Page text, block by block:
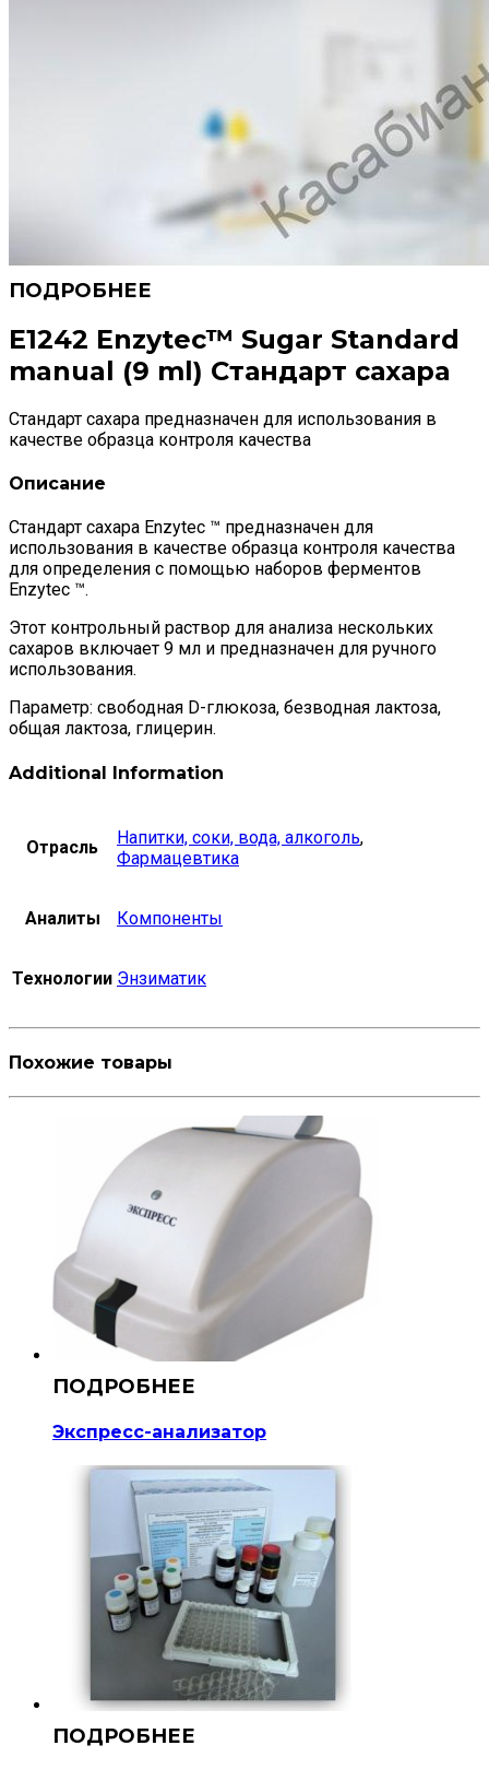
E1242 Enzytec™ Sugar Standard
manual (9 ml) Стандарт сахара
Стандарт сахара предназначен для использования в
качестве образца контроля качества
Описание
Стандарт сахара Enzytec ™ предназначен для
использования в качестве образца контроля качества
для определения с помощью наборов ферментов
Enzytec ™.
Этот контрольный раствор для анализа нескольких
сахаров включает 9 мл и предназначен для ручного
использования.
Параметр: свободная D-глюкоза, безводная лактоза,
общая лактоза, глицерин.
Additional Information
Отрасль Напитки, соки, вода, алкоголь,
Фармацевтика
Аналиты Компоненты
Технологии Энзиматик
Похожие товары
Экспресс-анализатор